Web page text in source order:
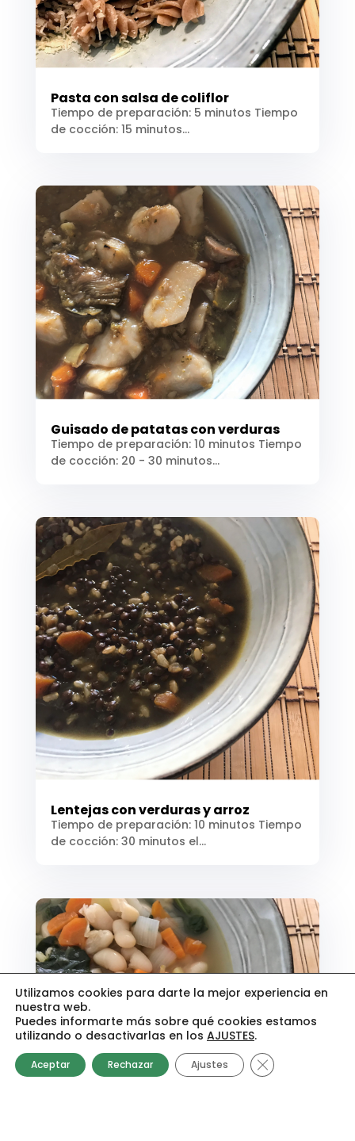
Pasta con salsa de coliflor
Tiempo de preparación: 5 minutos Tiempo
de cocción: 15 minutos...
Guisado de patatas con verduras
Tiempo de preparación: 10 minutos Tiempo
de cocción: 20 - 30 minutos...
Lentejas con verduras y arroz
Tiempo de preparación: 10 minutos Tiempo
de cocción: 30 minutos el...
Utilizamos cookies para darte la mejor experiencia en
nuestra web.
Puedes informarte más sobre qué cookies estamos
utilizando o desactivarlas en los AJUSTES.
Aceptar Rechazar Ajustes Cerrar el banner
¡Contáctame sin compromiso por Whatsapp!